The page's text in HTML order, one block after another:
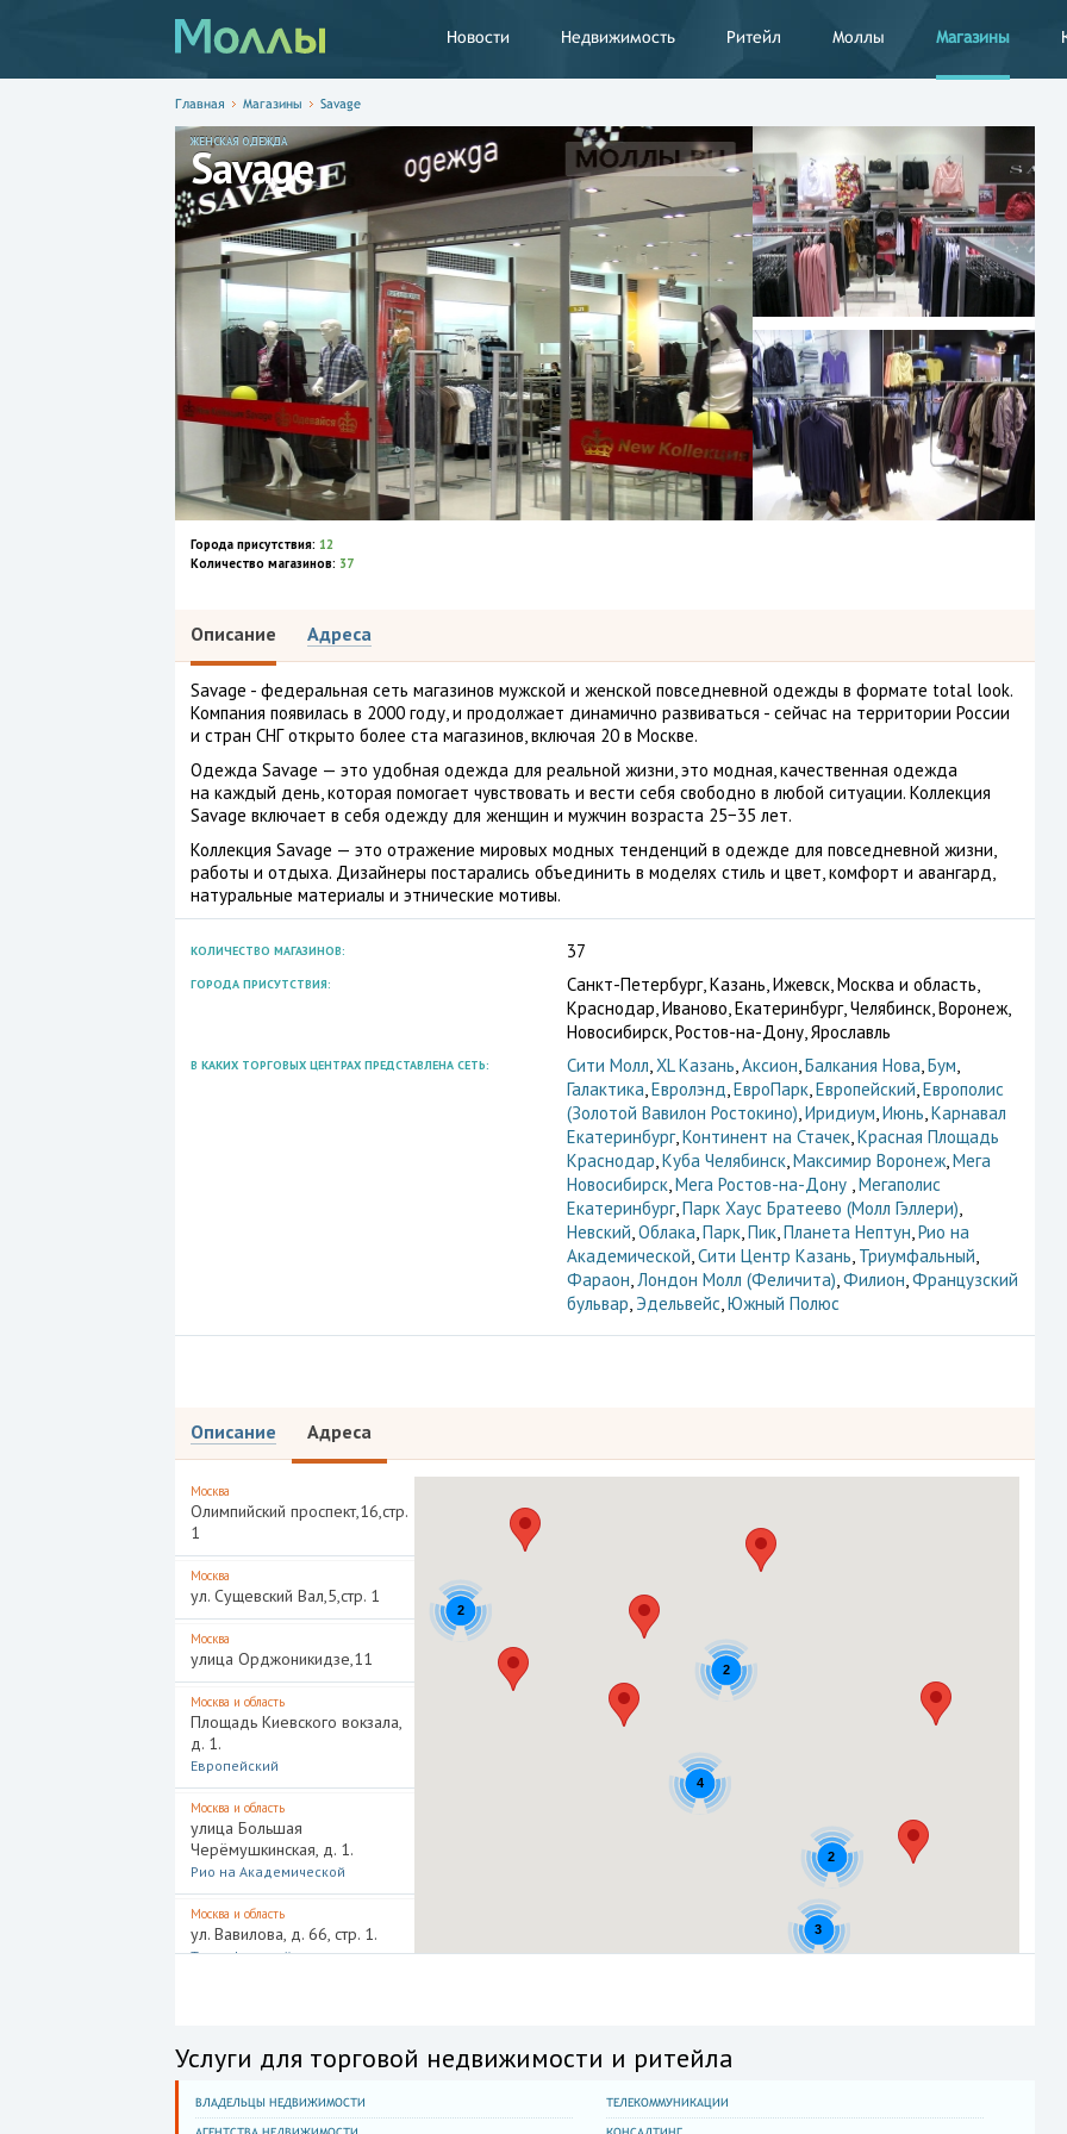
Новости Недвижимость Ритейл Моллы Магазины
Главная Магазины Savage
ЖЕНСКАЯ ОДЕЖДА
Savage
Города присутствия: 12
Количество магазинов: 37
Описание Адреса
Savage - федеральная сеть магазинов мужской и женской повседневной одежды в формате total look.
Компания появилась в 2000 году, и продолжает динамично развиваться - сейчас на территории России
и стран СНГ открыто более ста магазинов, включая 20 в Москве.
Одежда Savage — это удобная одежда для реальной жизни, это модная, качественная одежда
на каждый день, которая помогает чувствовать и вести себя свободно в любой ситуации. Коллекция
Savage включает в себя одежду для женщин и мужчин возраста 25−35 лет.
Коллекция Savage — это отражение мировых модных тенденций в одежде для повседневной жизни,
работы и отдыха. Дизайнеры постарались объединить в моделях стиль и цвет, комфорт и авангард,
натуральные материалы и этнические мотивы.
КОЛИЧЕСТВО МАГАЗИНОВ: 37
ГОРОДА ПРИСУТСТВИЯ:
Санкт-Петербург, Казань, Ижевск, Москва и область,
Краснодар, Иваново, Екатеринбург, Челябинск, Воронеж,
Новосибирск, Ростов-на-Дону, Ярославль
В КАКИХ ТОРГОВЫХ ЦЕНТРАХ ПРЕДСТАВЛЕНА СЕТЬ: Сити Молл,XL Казань,Аксион,Балкания Нова,Бум,
Галактика,Евролэнд,ЕвроПарк,Европейский,Европолис
(Золотой Вавилон Ростокино),Иридиум,Июнь,Карнавал
Екатеринбург,Континент на Стачек,Красная Площадь
Краснодар,Куба Челябинск,Максимир Воронеж,Мега
Новосибирск,Мега Ростов-на-Дону ,Мегаполис
Екатеринбург,Парк Хаус Братеево (Молл Гэллери),
Невский,Облака,Парк,Пик,Планета Нептун,Рио на
Академической,Сити Центр Казань, Триумфальный,
Фараон,Лондон Молл (Феличита),Филион,Французский
бульвар, Эдельвейс,Южный Полюс
Описание Адреса
Москва
Олимпийский проспект,16,стр.
1
Москва
ул. Сущевский Вал,5,стр. 1
Москва
улица Орджоникидзе,11
Москва и область
Площадь Киевского вокзала,
д. 1.
Европейский
Москва и область
улица Большая
Черёмушкинская, д. 1.
Рио на Академической
Москва и область
ул. Вавилова, д. 66, стр. 1.
Триумфальный
Галерея Аэропорт
Москва и область
Проспект мира, д. 211.
2
4
2
3
2
Услуги для торговой недвижимости и ритейла
ВЛАДЕЛЬЦЫ НЕДВИЖИМОСТИ ТЕЛЕКОММУНИКАЦИИ